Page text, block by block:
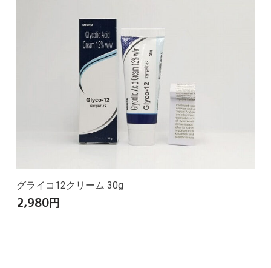
グライコ12クリーム 30g
2,980円